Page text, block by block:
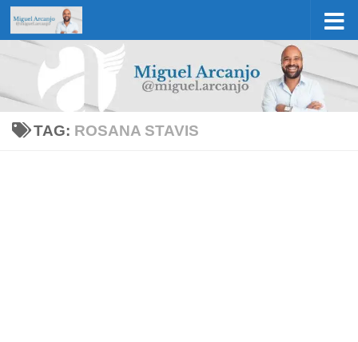
Skip to content
TAG: ROSANA STAVIS